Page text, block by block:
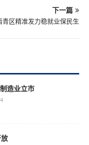
下一篇
青区精准发力稳就业保民生
造业立市